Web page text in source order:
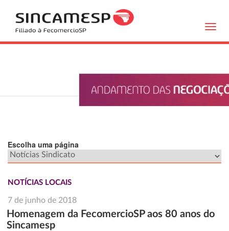
Escolha uma página
NOTÍCIAS LOCAIS
7 de junho de 2018
Homenagem da FecomercioSP aos 80 anos do
Sincamesp